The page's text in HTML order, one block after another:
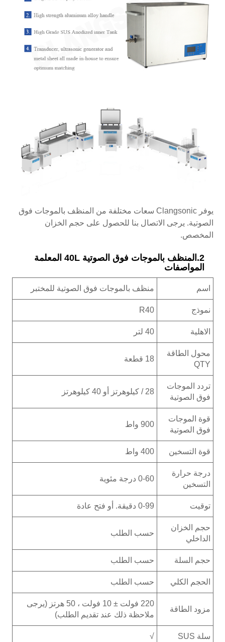
يوفر Clangsonic سعات مختلفة من المنظف بالموجات فوق
الصوتية. يرجى الاتصال بنا للحصول على حجم الخزان
المخصص.
2.المنظف بالموجات فوق الصوتية 40L المعلمة
المواصفات
اسم منظف ​​بالموجات فوق الصوتية للمختبر
نموذج R40
الاهلية 40 لتر
محول الطاقة
QTY
18 قطعة
تردد الموجات
فوق الصوتية
28 / كيلوهرتز أو 40 كيلوهرتز
قوة الموجات
فوق الصوتية
900 واط
قوة التسخين 400 واط
درجة حرارة
التسخين
0-60 درجة مئوية
توقيت 0-99 دقيقة. أو فتح عادة
حجم الخزان
الداخلي
حسب الطلب
حجم السلة حسب الطلب
الحجم الكلي حسب الطلب
مزود الطاقة
220 فولت ± 10 فولت ، 50 هرتز (يرجى
ملاحظة ذلك عند تقديم الطلب)
سلة SUS √